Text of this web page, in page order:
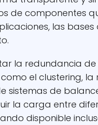
de componentes
las
la redundancia
el clustering,
sistemas de
la carga entre
disponible